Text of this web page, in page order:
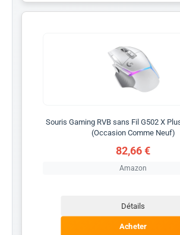
Souris Gaming RVB sans Fil G502 X
(Occasion Comme Neuf)
82,66 €
Amazon
Détails
Acheter